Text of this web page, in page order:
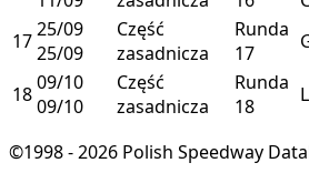
1725/09
25/09
Część
zasadnicza
Runda
17
1809/10
09/10
Część
zasadnicza
Runda
18
©1998 - 2026 Polish Speedway